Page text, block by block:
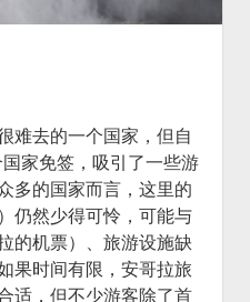
址
最
性的公路
的火车线路
难去的一个国家，但自
家免签，吸引了一些游
多的国家而言，这里的
仍然少得可怜，可能与
的机票）、旅游设施缺
果时间有限，安哥拉旅
适，但不少游客除了首